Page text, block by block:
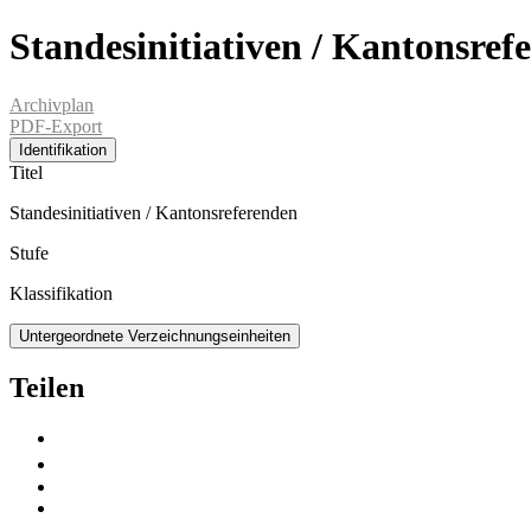
Standesinitiativen /
Archivplan
PDF-Export
Identifikation
Titel
Standesinitiativen / Kantonsreferenden
Stufe
Klassifikation
Untergeordnete Verzeichnungseinheiten
Teilen